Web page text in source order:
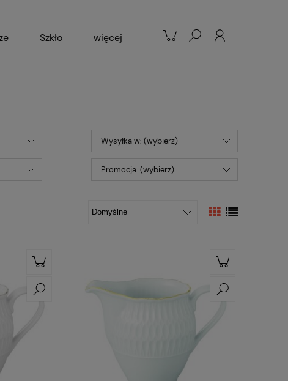
Szkło więcej
Wysyłka w: (wybierz)
Promocja: (wybierz)